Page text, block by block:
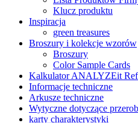
Klucz produktu
Inspiracja
green treasures
Broszury i kolekcje wzorów
Broszury
Color Sample Cards
Kalkulator ANALYZEit
Informacje techniczne
Arkusze techniczne
Wytyczne dotyczące
karty charakterystyki